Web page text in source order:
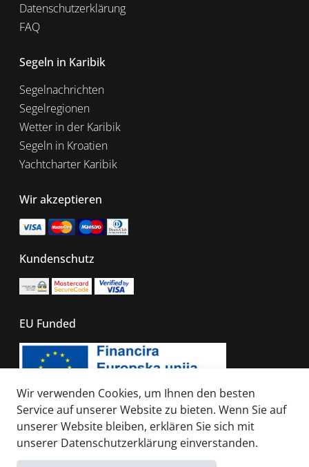
Datenschutzerklärung
FAQ
Segeln in Karibik
Segelnachrichten
Segelregionen
Wetter in der Karibik
Segeln in Kroatien
Yachtcharter Karibik
Wir akzeptieren
Kundenschutz
EU Funded
© 2026 - All right reserved. Sails of Caribbean
Wir verwenden Cookies, um Ihnen den besten
Service auf unserer Website zu bieten. Wenn Sie auf
unserer Website bleiben, erklären Sie sich mit
unserer Datenschutzerklärung einverstanden.